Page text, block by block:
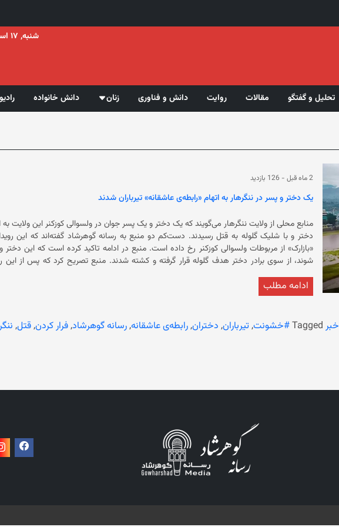
شنبه, ۱۷ اسد ۱۴۰۵
تحلیل و گفتگو مقالات روایت دانش و فناوری زنان دانش خانواده رادیو
2 ماه قبل - 126 بازدید
یک دختر و پسر در ننگرهار به اتهام «رابطه‌ی عاشقانه» تیرباران شدند
منابع محلی از ولایت ننگرهار می‌گویند که یک دختر و یک پسر جوان در ولسوالی کوزکنر این ولایت به
دختر و با شلیک گلوله به قتل رسیدند. دست‌کم دو منبع به رسانه گوهرشاد
«بازارک» از مربوطات ولسوالی کوزکنر رخ داده است. منبع در ادامه
شوند، از سوی برادر دختر هدف گلوله قرار گرفته و کشته
ادامه مطلب
خبر Tagged#خشونت,تیرباران, دختران,رابطه‌ی عاشقانه,رسانه گوهرشاد,فرار کردن,قتل,